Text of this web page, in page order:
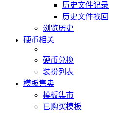
历史文件记录
历史文件找回
浏览历史
硬币相关
硬币兑换
装扮列表
模板售卖
模板集市
已购买模板